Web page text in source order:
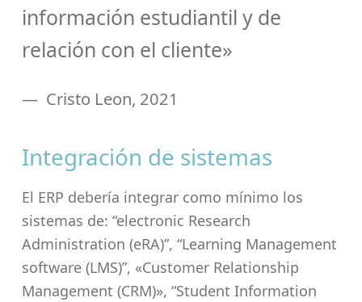
información estudiantil y de
relación con el cliente»
Cristo Leon, 2021
Integración de sistemas
El ERP debería integrar como mínimo los
sistemas de: “electronic Research
Administration (eRA)”, “Learning Management
software (LMS)”, «Customer Relationship
Management (CRM)», “Student Information